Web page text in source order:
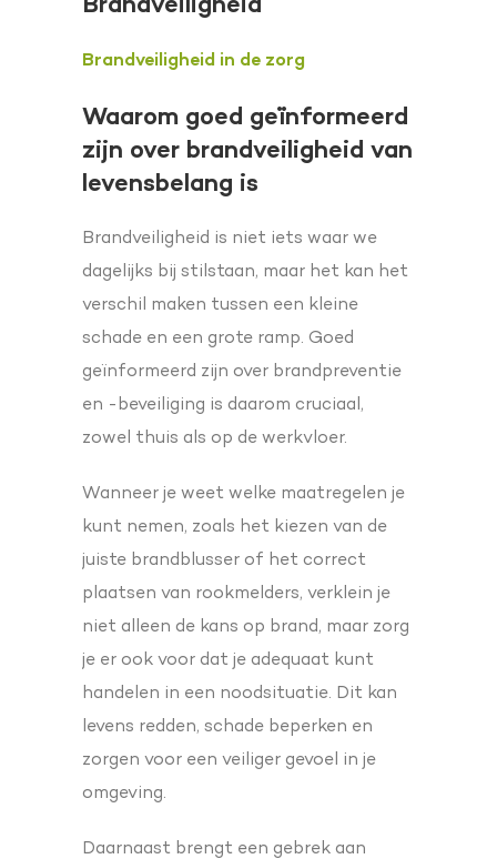
Brandveiligheid in de zorg
Waarom goed geïnformeerd
zijn over brandveiligheid van
levensbelang is
Brandveiligheid is niet iets waar we
dagelijks bij stilstaan, maar het kan het
verschil maken tussen een kleine
schade en een grote ramp. Goed
geïnformeerd zijn over brandpreventie
en -beveiliging is daarom cruciaal,
zowel thuis als op de werkvloer.
Wanneer je weet welke maatregelen je
kunt nemen, zoals het kiezen van de
juiste brandblusser of het correct
plaatsen van rookmelders, verklein je
niet alleen de kans op brand, maar zorg
je er ook voor dat je adequaat kunt
handelen in een noodsituatie. Dit kan
levens redden, schade beperken en
zorgen voor een veiliger gevoel in je
omgeving.
Daarnaast brengt een gebrek aan